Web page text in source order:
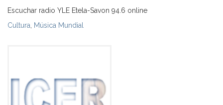
Escuchar radio YLE Etela-Savon 94.6 online
Cultura Música Mundial